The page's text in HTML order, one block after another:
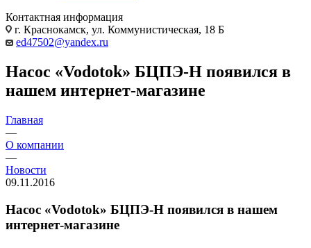
Контактная информация
г. Краснокамск, ул. Коммунистическая, 18 Б
ed47502@yandex.ru
Насос «Vodotok» БЦПЭ-Н появился в
нашем интернет-магазине
Главная
—
О компании
—
Новости
09.11.2016
Насос «Vodotok» БЦПЭ-Н появился в нашем
интернет-магазине